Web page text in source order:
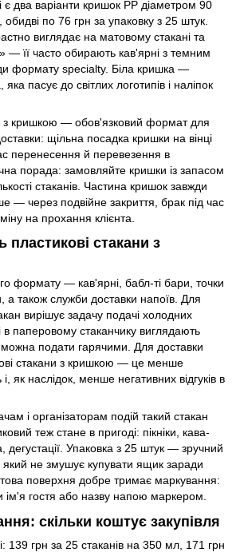
є два варіанти кришок РР діаметром 90
по 76 грн за упаковку з 25 штук.
виглядає на матовому стакані та
— її часто обирають кав'ярні з темним
формату specialty. Біла кришка —
пасує до світлих логотипів і наліпок
з кришкою — обов'язковий формат для
щільна посадка кришки на вінці
перенесення й перевезення в
порада: замовляйте кришки із запасом
стаканів. Частина кришок завжди
— через подвійне закриття, брак під час
на прохання клієнта.
пластикові стакани з
формату — кав'ярні, бабл-ті бари, точки
а також служби доставки напоїв. Для
вирішує задачу подачі холодних
в паперовому стаканчику виглядають
подати гарячими. Для доставки
стакани з кришкою — це менше
як наслідок, менше негативних відгуків в
і організаторам подій такий стакан
теж стане в пригоді: пікніки, кава-
дегустації. Упаковка з 25 штук — зручний
не змушує купувати ящик заради
поверхня добре тримає маркування:
ім'я гостя або назву напою маркером.
скільки коштує закупівля
139 грн за 25 стаканів на 350 мл, 171 грн